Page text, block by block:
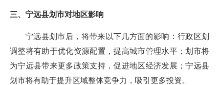
三、宁远县划市对地区影响
宁远县划市后，将带来以下几方面的影响：行政区划
调整将有助于优化资源配置，提高城市管理水平；划市将
为宁远县带来更多政策支持，促进地区经济发展；宁远县
划市将有助于提升区域整体竞争力，吸引更多投资。